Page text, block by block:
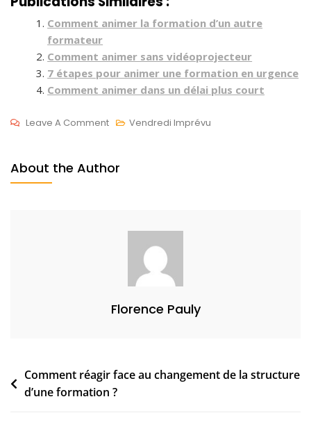
Comment animer la formation d’un autre
formateur
Comment animer sans vidéoprojecteur
7 étapes pour animer une formation en urgence
Comment animer dans un délai plus court
V
Leave A CommentOn
En
Vendredi Imprévu
About the Author
Florence Pauly
Navigation
de
Comment réagir face au changement de la structure
d’une formation ?